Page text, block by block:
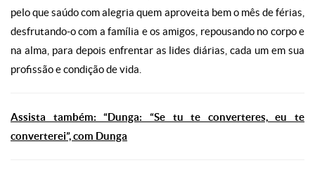
pelo que saúdo com alegria quem aproveita bem o mês de férias,
desfrutando-o com a família e os amigos, repousando no corpo e
na alma, para depois enfrentar as lides diárias, cada um em sua
profissão e condição de vida.
Assista também: “Dunga: “Se tu te converteres, eu te
converterei”, com Dunga